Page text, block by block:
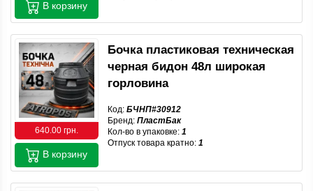
В корзину
640.00 грн.
Бочка пластиковая техническая
черная бидон 48л широкая
горловина
Код: БЧНП#30912
Бренд: ПластБак
Кол-во в упаковке: 1
Отпуск товара кратно: 1
В корзину